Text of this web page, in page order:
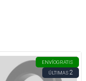
ENVÍOGRATIS
ÚLTIMAS2